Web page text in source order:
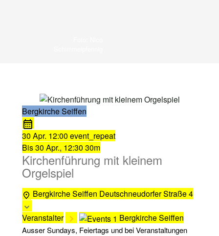
Bergkirche Seiffen
30 Apr. 12:00 event_repeat
Bis30 Apr., 12:30 30m
Kirchenführung mit kleinem
Orgelspiel
Bergkirche Seiffen Deutschneudorfer Straße 4
Veranstalter Bergkirche Seiffen
Ausser Sundays, Feiertags und bei Veranstaltungen